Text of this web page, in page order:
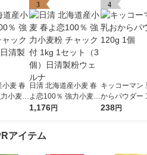
小麦 春
小麦粉
1個 日
3
日清 北海道産小麦 春
よ恋100％ 強力小麦粉
チャック付 1kg 1セッ
1,176円
4
キッコーマン
からパウダー
個
238円
アイテム